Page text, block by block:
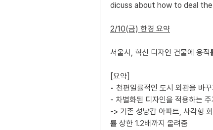
dicuss about how to deal
2/10(금) 한경 요약
서울시, 혁신 디자인 건물에 용
[요약]
• 천편일률적인 도시 외관을 바
- 차별화된 디자인을 적용하는
-> 기존 성냥갑 아파트, 사각형
률 상한 1.2배까지 올려줌